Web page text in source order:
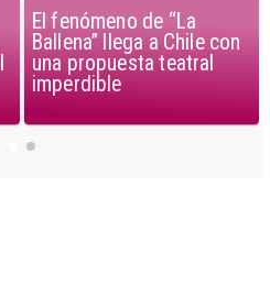
El fenómeno de “La
Ballena” llega a Chile con
una propuesta teatral
imperdible